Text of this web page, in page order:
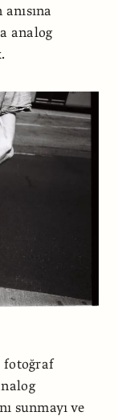
analog
fotoğraf
sunmayı ve